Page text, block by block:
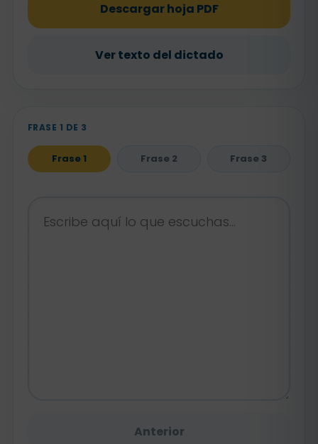
Descargar hoja PDF
Ver texto del dictado
FRASE 1 DE 3
Frase 1 Frase 2 Frase 3
Anterior